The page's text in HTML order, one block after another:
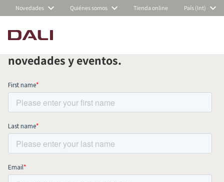
Novedades Quiénes somos Tienda online País (Int)
COMPARAR PRODUCTOS
Suscríbete a nuestra newsletter
mensual y mantente al día de todas las
novedades y eventos.